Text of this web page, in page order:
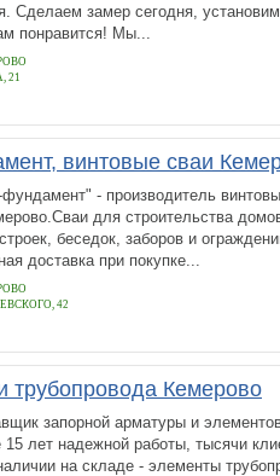
Сделаем замер сегодня,
понравится! Мы...
21
винтовые сваи
- производитель
для строительства
беседок, заборов и
доставка при покупке...
42
Кемерово
запорной арматуры и
лет надежной работы, тысячи
на складе - элементы